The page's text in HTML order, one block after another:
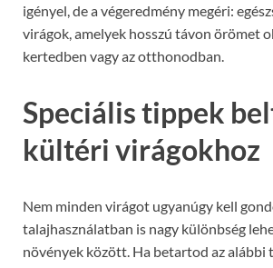
igényel, de a végeredmény megéri:
virágok, amelyek hosszú távon örömet
kertedben vagy az otthonodban.
Speciális tippek
kültéri virágokhoz
Nem minden virágot ugyanúgy kell
talajhasználatban is nagy különbség
növények között. Ha betartod az alábbi